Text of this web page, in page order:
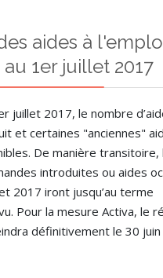
aides à
1er juillet 2017
juillet 2017, le nombre
et certaines "anciennes"
De manière transitoire,
introduites ou aides
2017 iront jusqu’au terme
Pour la mesure Activa, le
définitivement le 30 juin